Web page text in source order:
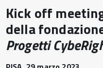
Kick off
della
Progetti